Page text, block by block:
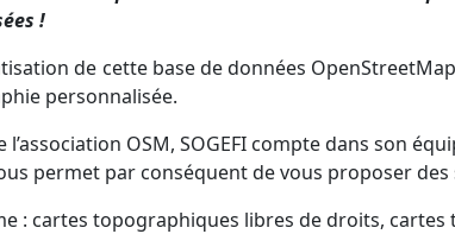
!
de cette base de données
personnalisée.
l’association OSM, SOGEFI compte dans son
permet par conséquent de vous proposer
: cartes topographiques libres de droits, cartes